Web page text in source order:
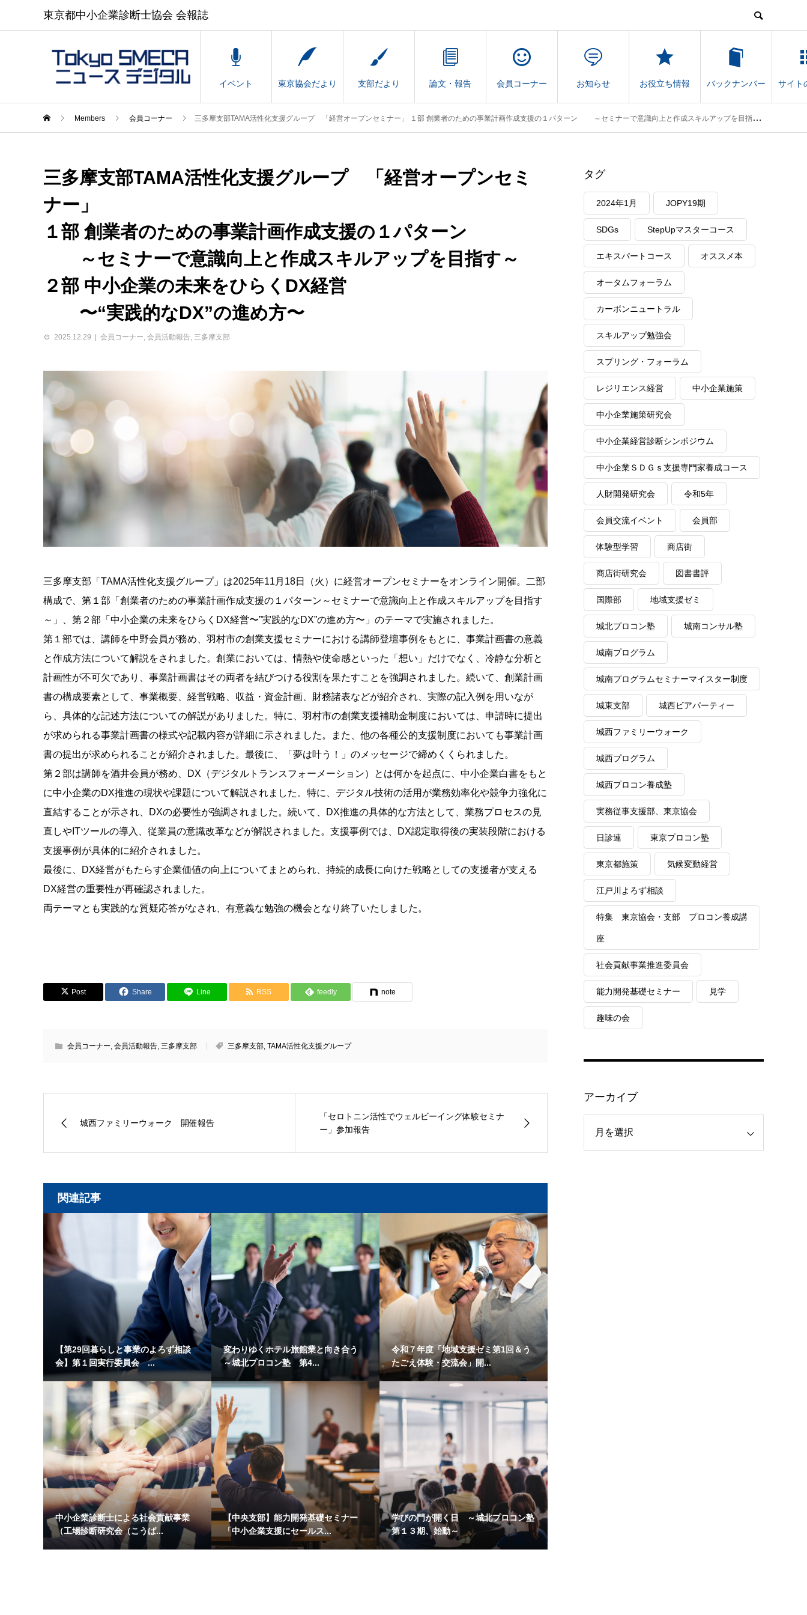
東京都中小企業診断士協会 会報誌
イベント 東京協会だより 支部だより 論文・報告 会員コーナー お知らせ お役立ち情報 バックナンバー サイト
Members 会員コーナー 三多摩支部TAMA活性化支援グループ 「経営オープンセミナー」 １部 創業者のための事業計画作成支援の１パターン ～セミナーで意識向上と作成スキルアップを目指す～ ２部 中小企業の未来をひらくDX経営 〜“実践的なDX”の進め方〜
三多摩支部TAMA活性化支援グループ 「経営オープンセミ
ナー」
１部 創業者のための事業計画作成支援の１パターン
～セミナーで意識向上と作成スキルアップを目指す～
２部 中小企業の未来をひらくDX経営
〜“実践的なDX”の進め方〜
2025.12.29 会員コーナー, 会員活動報告, 三多摩支部
三多摩支部「TAMA活性化支援グループ」は2025年11月18日（火）に経営オープンセミナーをオンライン開催。二部
構成で、第１部「創業者のための事業計画作成支援の１パターン～セミナーで意識向上と作成スキルアップを目指す
～」、第２部「中小企業の未来をひらくDX経営〜”実践的なDX”の進め方〜」のテーマで実施されました。
第１部では、講師を中野会員が務め、羽村市の創業支援セミナーにおける講師登壇事例をもとに、事業計画書の意義
と作成方法について解説をされました。創業においては、情熱や使命感といった「想い」だけでなく、冷静な分析と
計画性が不可欠であり、事業計画書はその両者を結びつける役割を果たすことを強調されました。続いて、創業計画
書の構成要素として、事業概要、経営戦略、収益・資金計画、財務諸表などが紹介され、実際の記入例を用いなが
ら、具体的な記述方法についての解説がありました。特に、羽村市の創業支援補助金制度においては、申請時に提出
が求められる事業計画書の様式や記載内容が詳細に示されました。また、他の各種公的支援制度においても事業計画
書の提出が求められることが紹介されました。最後に、「夢は叶う！」のメッセージで締めくくられました。
第２部は講師を酒井会員が務め、DX（デジタルトランスフォーメーション）とは何かを起点に、中小企業白書をもと
に中小企業のDX推進の現状や課題について解説されました。特に、デジタル技術の活用が業務効率化や競争力強化に
直結することが示され、DXの必要性が強調されました。続いて、DX推進の具体的な方法として、業務プロセスの見
直しやITツールの導入、従業員の意識改革などが解説されました。支援事例では、DX認定取得後の実装段階における
支援事例が具体的に紹介されました。
最後に、DX経営がもたらす企業価値の向上についてまとめられ、持続的成長に向けた戦略としての支援者が支える
DX経営の重要性が再確認されました。
両テーマとも実践的な質疑応答がなされ、有意義な勉強の機会となり終了いたしました。
Post Share Line RSS feedly note
会員コーナー, 会員活動報告, 三多摩支部 三多摩支部, TAMA活性化支援グループ
城西ファミリーウォーク 開催報告
「セロトニン活性でウェルビーイング体験セミナ
ー」参加報告
関連記事
【第29回暮らしと事業のよろず相談
会】第１回実行委員会 ...
変わりゆくホテル旅館業と向き合う
～城北プロコン塾 第4...
令和７年度「地域支援ゼミ第1回＆う
たごえ体験・交流会」開...
中小企業診断士による社会貢献事業
（工場診断研究会（こうば...
【中央支部】能力開発基礎セミナー
「中小企業支援にセールス...
学びの門が開く日 ～城北プロコン塾
第１３期、始動～
タグ
2024年1月 JOPY19期
SDGs StepUpマスターコース
エキスパートコース オススメ本
オータムフォーラム
カーボンニュートラル
スキルアップ勉強会
スプリング・フォーラム
レジリエンス経営 中小企業施策
中小企業施策研究会
中小企業経営診断シンポジウム
中小企業ＳＤＧｓ支援専門家養成コース
人財開発研究会 令和5年
会員交流イベント 会員部
体験型学習 商店街
商店街研究会 図書書評
国際部 地域支援ゼミ
城北プロコン塾 城南コンサル塾
城南プログラム
城南プログラムセミナーマイスター制度
城東支部 城西ビアパーティー
城西ファミリーウォーク
城西プログラム
城西プロコン養成塾
実務従事支援部、東京協会
日診連 東京プロコン塾
東京都施策 気候変動経営
江戸川よろず相談
特集 東京協会・支部 プロコン養成講
座
社会貢献事業推進委員会
能力開発基礎セミナー 見学
趣味の会
アーカイブ